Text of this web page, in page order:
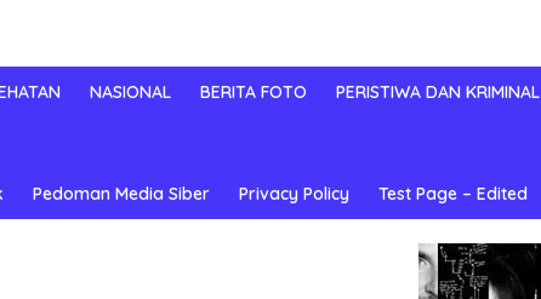
NASIONAL BERITA FOTO PERISTIWA DAN KRIMINAL
Pedoman Media Siber Privacy Policy Test Page – Edited